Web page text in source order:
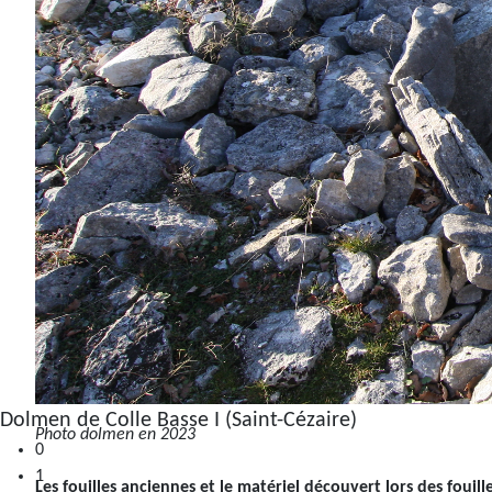
Dolmen de Colle Basse I (Saint-Cézaire)
0
1
Photo dolmen en 2023
Les fouilles anciennes et le matériel découvert lors des